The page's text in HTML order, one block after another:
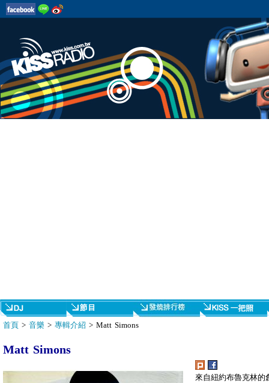
首頁 > 音樂 > 專輯介紹 > Matt Simons
Matt Simons
來自紐約布魯克林的